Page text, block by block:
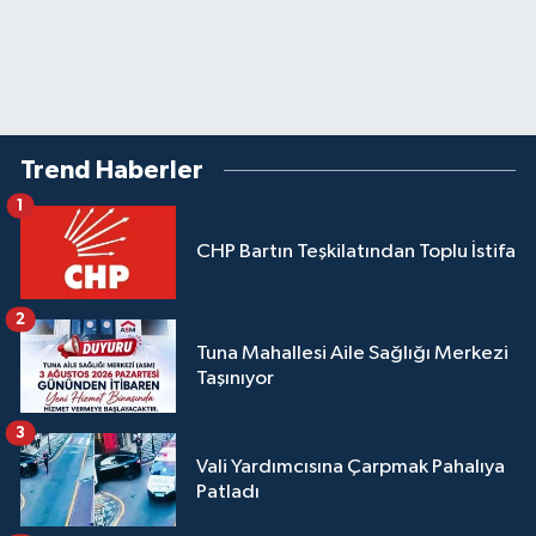
Trend Haberler
CHP Bartın Teşkilatından Toplu İstifa
1
Tuna Mahallesi Aile Sağlığı Merkezi
Taşınıyor
2
Vali Yardımcısına Çarpmak Pahalıya
Patladı
3